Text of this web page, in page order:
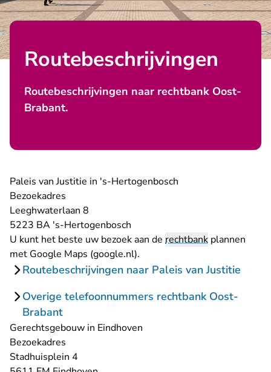
Routebeschrijvingen
Routebeschrijvingen naar rechtbank Oost-
Brabant.
Paleis van Justitie in 's-Hertogenbosch
Bezoekadres
Leeghwaterlaan 8
5223 BA 's-Hertogenbosch
U kunt het beste uw bezoek aan de rechtbank plannen
met Google Maps (google.nl)- U verlaat Rechtspraak.nl
.
Routebeschrijvingen naar Paleis van Justitie
Overige telefoonnummers rechtbank Oost-
Brabant
Gerechtsgebouw in Eindhoven
Bezoekadres
Stadhuisplein 4